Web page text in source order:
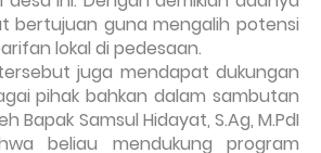
bertujuan guna mengalih potensi
lokal di pedesaan.
juga mendapat dukungan
pihak bahkan dalam sambutan
Bapak Samsul Hidayat, S.Ag, M.PdI
beliau mendukung program